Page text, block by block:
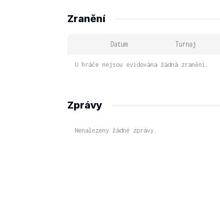
Zranění
Datum Turnaj
U hráče nejsou evidována žádná zranění.
Zprávy
Nenalezeny žádné zprávy.